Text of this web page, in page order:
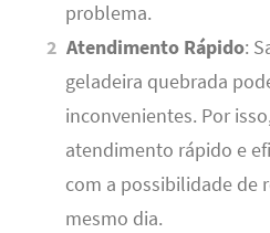
problema.
Atendimento Rápido:
geladeira quebrada
inconvenientes. Por
atendimento rápido e
com a possibilidade de
mesmo dia.